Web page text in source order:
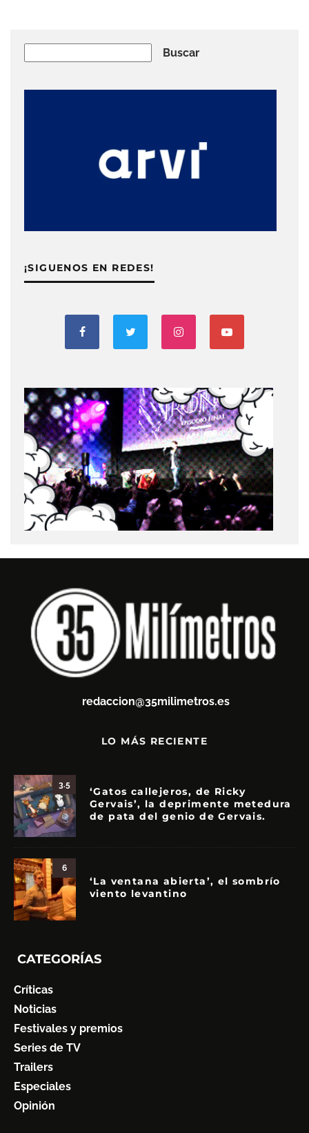
Buscar
¡SIGUENOS EN REDES!
redaccion@35milimetros.es
LO MÁS RECIENTE
3.5
‘Gatos callejeros, de Ricky
Gervais’, la deprimente metedura
de pata del genio de Gervais.
6
‘La ventana abierta’, el sombrío
viento levantino
CATEGORÍAS
Críticas
Noticias
Festivales y premios
Series de TV
Trailers
Especiales
Opinión